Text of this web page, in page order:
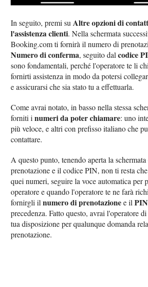
In seguito, premi su Altre opzioni di
l'assistenza clienti. Nella schermata
Booking.com ti fornirà il numero di
Numero di conferma, seguito dalcodice
sono fondamentali, perché l'operatore te li
fornirti assistenza in modo da potersi
e assicurarsi che sia stato tu a effettuarla.
Come avrai notato, in basso nella stessa
forniti inumeri da poter chiamare: uno
più veloce, e altri con prefisso italiano che
contattare.
A questo punto, tenendo aperta la
prenotazione e il codice PIN, non ti resta
quei numeri, seguire la voce automatica per
operatore e quando l'operatore te ne farà
fornirgli ilnumero di prenotazionee ilPIN
precedenza. Fatto questo, avrai l'operatore
tua disposizione per qualunque domanda
prenotazione.